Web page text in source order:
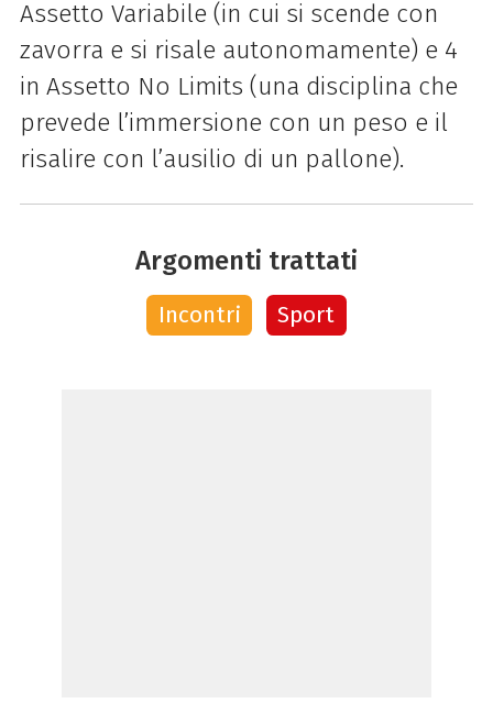
Assetto Variabile (in cui si scende con
zavorra e si risale autonomamente) e 4
in Assetto No Limits (una disciplina che
prevede l’immersione con un peso e il
risalire con l’ausilio di un pallone).
Argomenti trattati
Incontri Sport